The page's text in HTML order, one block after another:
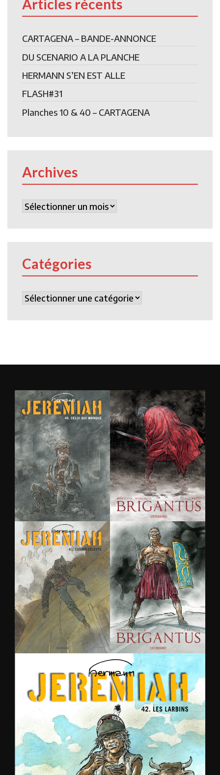
Articles récents
CARTAGENA – BANDE-ANNONCE
DU SCENARIO A LA PLANCHE
HERMANN S’EN EST ALLE
FLASH#31
Planches 10 & 40 – CARTAGENA
Archives
Archives
Catégories
Catégories